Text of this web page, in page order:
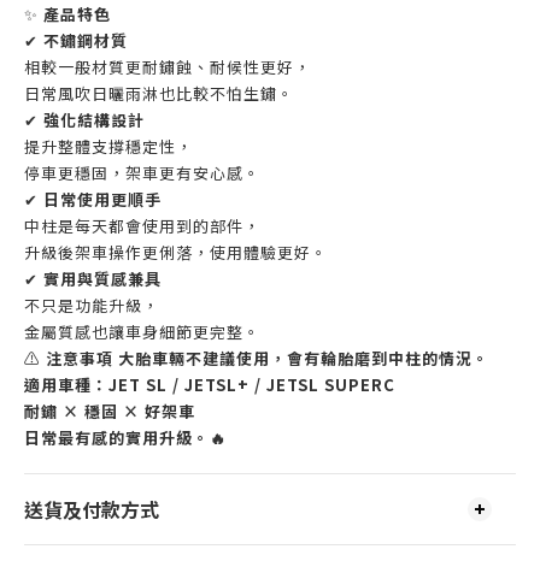
✨ 產品特色
✔ 不鏽鋼材質
相較一般材質更耐鏽蝕、耐候性更好，
日常風吹日曬雨淋也比較不怕生鏽。
✔ 強化結構設計
提升整體支撐穩定性，
停車更穩固，架車更有安心感。
✔ 日常使用更順手
中柱是每天都會使用到的部件，
升級後架車操作更俐落，使用體驗更好。
✔ 實用與質感兼具
不只是功能升級，
金屬質感也讓車身細節更完整。
⚠️ 注意事項 大胎車輛不建議使用，會有輪胎磨到中柱的情況。
適用車種：JET SL / JETSL+ / JETSL SUPERC
耐鏽 × 穩固 × 好架車
日常最有感的實用升級。🔥
送貨及付款方式